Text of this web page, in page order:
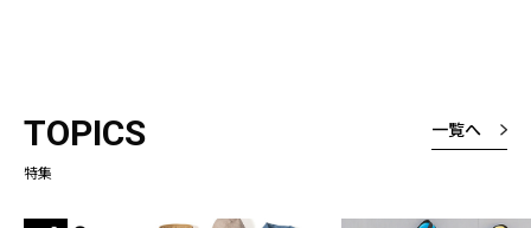
TOPICS
特集
一覧へ